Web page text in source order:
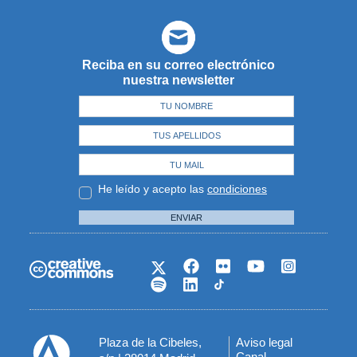
Reciba en su correo electrónico
nuestra newsletter
He leído y acepto las condiciones
ENVIAR
Plaza de la Cibeles,
Menú
Aviso legal